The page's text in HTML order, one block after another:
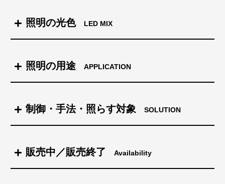
照明の光色 LED MIX
インテリヒュー(IntelliHue) LED照明
白色LED照明（色温度固定）
照明の用途 APPLICATION
アクセント照明
制御・手法・照らす対象 SOLUTION
販売中／販売終了 Availability